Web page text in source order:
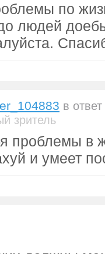
по
людей
в
зритель
проблемы в
и умеет